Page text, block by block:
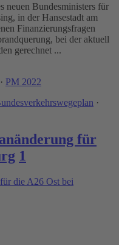
neuen Bundesministers für
in der Hansestadt am
Finanzierungsfragen
bei der aktuell
gerechnet ...
· PM 2022
·
für
1